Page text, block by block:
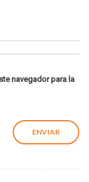
navegador para la